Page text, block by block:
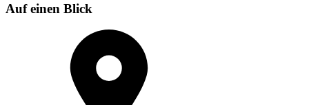
Auf einen Blick